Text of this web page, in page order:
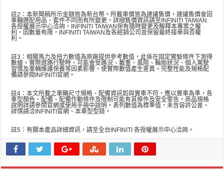
註2：本新聞稿所示金額皆為新台幣。所載車價皆為建議售價，建議售價會因
車輛選配用品、套件不同而有所變更，詳細售價資訊請至INFINITI TAIWAN
各授權展示中心洽詢，INFINITI TAIWAN保有隨時變更及解釋本專案之權
利，因數量有限，INFINITI TAIWAN及各經銷公司並保留最終接單與否權
利。
註3：相關馬力及扭力數值為原廠提供參考數值，此係在固定實驗條件下測得
數據，實際道路行駛時，可能會受路況、載重、風阻、輪胎狀況、個人駕駛
習慣及車輛維護保養等因素影響，使實際數值產生差異。完整性能及規格配
備請參閱INFINITI官網。
註4：本文所載之車輛尺寸規格、配備資訊如與實車不符，應以實車為準，各
車型顏色、配備、配備作動條件及限制可能有其條件及安全警告，商品規格
說明詳請參閱官網或使用手冊中說明。表列數值為標準值，未含容許公差，
詳情請洽INFINITI官網、本車型型錄。
註5：有關本產品詳細資訊，請至全台INFINITI 各授權展示中心洽詢。